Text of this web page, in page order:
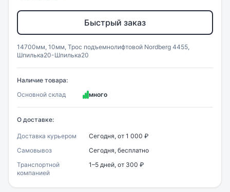
Быстрый заказ
14700мм, 10мм, Трос подъемнолифтовой Nordberg 4455,
Шпилька20-Шпилька20
Наличие товара:
Основной склад
много
О доставке:
Доставка курьером
Сегодня, от 1 000 ₽
Самовывоз
Сегодня, бесплатно
Транспортной
компанией
1–5 дней, от 300 ₽